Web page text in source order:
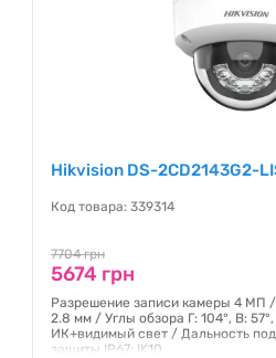
Hikvision DS-2CD2143G2-
Код товара: 339314
7704 грн
5674 грн
Разрешение записи камеры 4 МП
2.8 мм / Углы обзора Г: 104°, В:
ИК+видимый свет / Дальность
защиты IP67; IK10